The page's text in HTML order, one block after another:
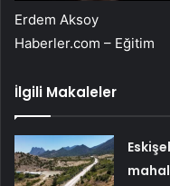
Erdem Aksoy
Haberler.com – Eğitim
İlgili Makaleler